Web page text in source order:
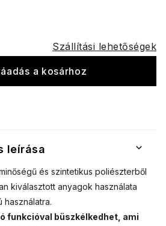
Szállítási lehetőségek
a kosárhoz
leírása
és szintetikus poliészterből
kiválasztott anyagok használata
használatra.
funkcióval büszkélkedhet, ami